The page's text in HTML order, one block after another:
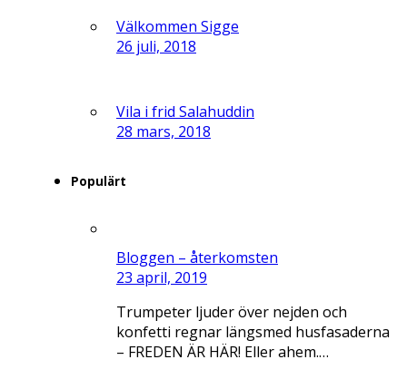
Välkommen Sigge
26 juli, 2018
Vila i frid Salahuddin
28 mars, 2018
Populärt
Bloggen – återkomsten
23 april, 2019
Trumpeter ljuder över nejden och
konfetti regnar längsmed husfasaderna
– FREDEN ÄR HÄR! Eller ahem.…